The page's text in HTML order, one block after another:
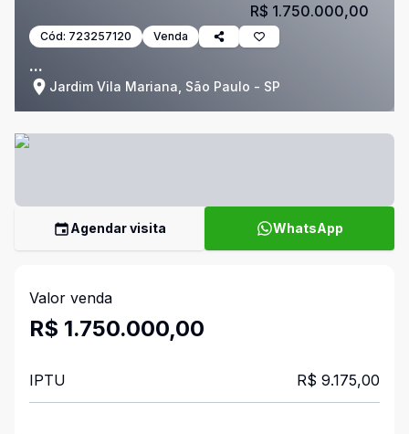
Cód: 723257120 Venda
...
Jardim Vila Mariana, São Paulo - SP
R$ 1.750.000,00
Agendar visita WhatsApp
Valor venda
R$ 1.750.000,00
IPTU R$ 9.175,00